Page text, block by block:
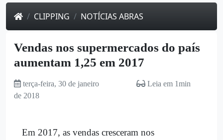
CLIPPING NOTÍCIAS ABRAS
Vendas nos supermercados do país
aumentam 1,25 em 2017
terça-feira, 30 de janeiro
de 2018
Leia em 1min
Em 2017, as vendas cresceram nos